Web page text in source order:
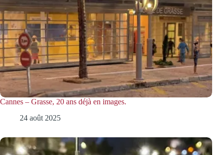
Cannes – Grasse, 20 ans déjà en images.
24 août 2025